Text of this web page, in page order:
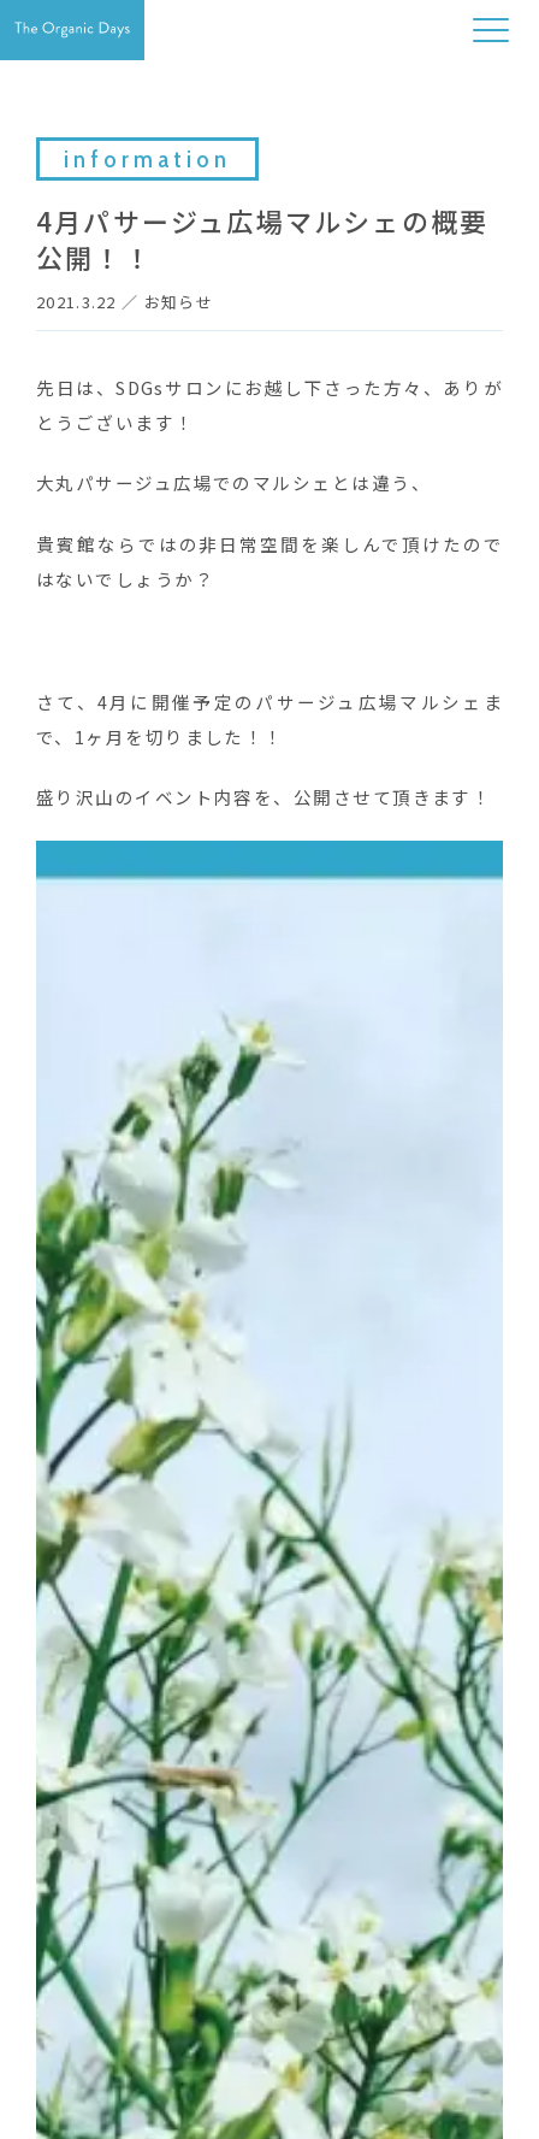
information
4月パサージュ広場マルシェの概要
公開！！
2021.3.22 ／ お知らせ
先日は、SDGsサロンにお越し下さった方々、ありが
とうございます！
大丸パサージュ広場でのマルシェとは違う、
貴賓館ならではの非日常空間を楽しんで頂けたので
はないでしょうか？
さて、4月に開催予定のパサージュ広場マルシェま
で、1ヶ月を切りました！！
盛り沢山のイベント内容を、公開させて頂きます！